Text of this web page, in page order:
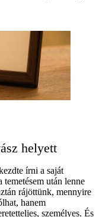
helyett
írni a saját
temetésem után lenne
rájöttünk, mennyire
hanem
személyes. És